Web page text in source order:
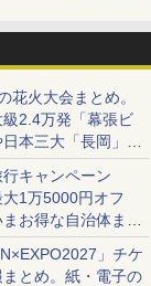
花火大会まとめ。
級2.4万発「幕張ビ
本三大「長岡」な
ント目白押し！
キャンペーン
1万5000円オフ
お得な自治体まと
」チケ
まとめ。紙・電子の